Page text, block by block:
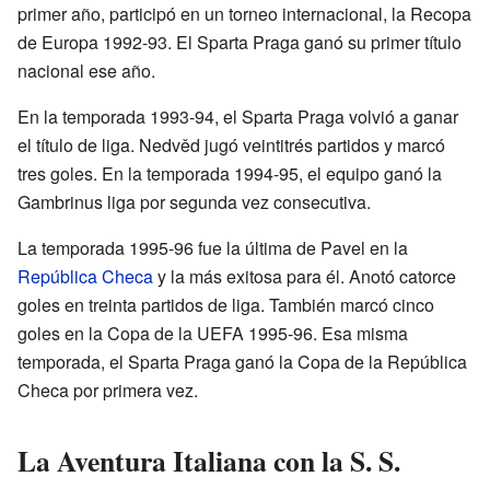
primer año, participó en un torneo internacional, la Recopa
de Europa 1992-93. El Sparta Praga ganó su primer título
nacional ese año.
En la temporada 1993-94, el Sparta Praga volvió a ganar
el título de liga. Nedvěd jugó veintitrés partidos y marcó
tres goles. En la temporada 1994-95, el equipo ganó la
Gambrinus liga por segunda vez consecutiva.
La temporada 1995-96 fue la última de Pavel en la
República Checay la más exitosa para él. Anotó catorce
goles en treinta partidos de liga. También marcó cinco
goles en la Copa de la UEFA 1995-96. Esa misma
temporada, el Sparta Praga ganó la Copa de la República
Checa por primera vez.
La Aventura Italiana con la S. S.